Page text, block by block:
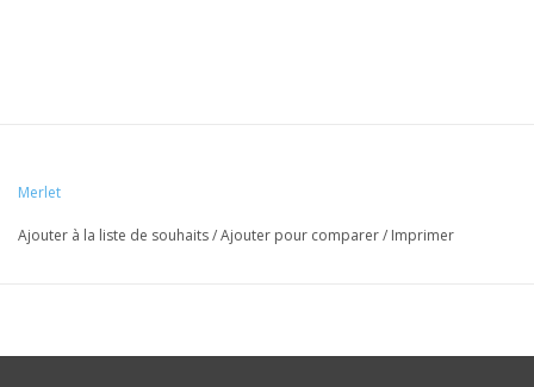
Merlet
Ajouter à la liste de souhaits/Ajouter pour comparer/ Imprimer